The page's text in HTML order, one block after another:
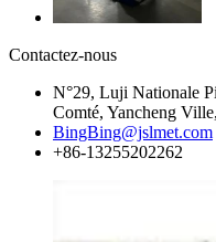
Contactez-nous
N°29, Luji Nationale
Comté, Yancheng
BingBing@jslmet.com
+86-13255202262